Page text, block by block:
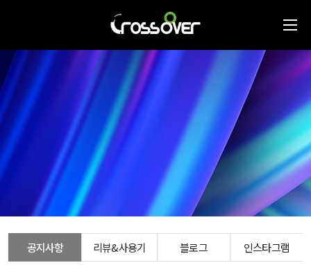
공지사항 리뷰&사용기 블로그 인스타그램